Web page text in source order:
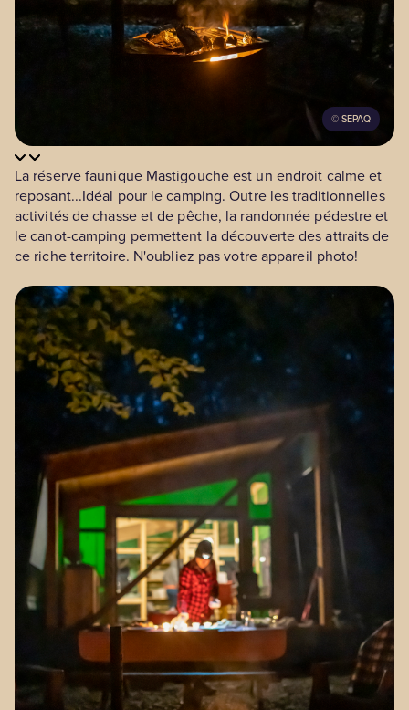
©SEPAQ
La réserve faunique Mastigouche est un endroit calme et
reposant...Idéal pour le camping. Outre les traditionnelles
activités de chasse et de pêche, la randonnée pédestre et
le canot-camping permettent la découverte des attraits de
ce riche territoire. N'oubliez pas votre appareil photo!